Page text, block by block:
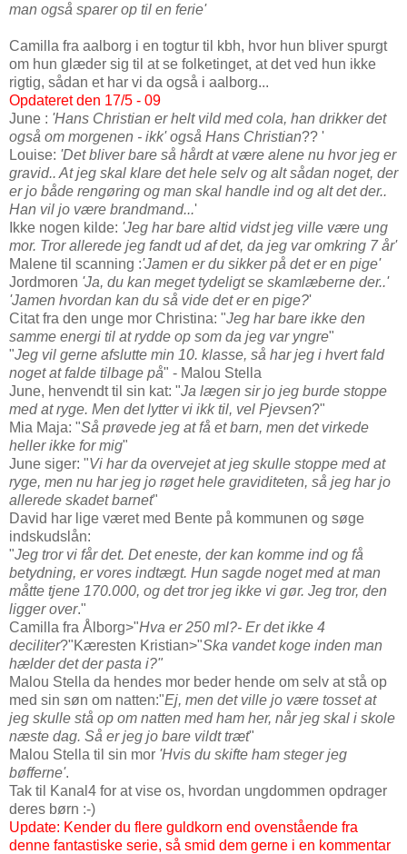
man også sparer op til en ferie'
Camilla fra aalborg i en togtur til kbh, hvor hun bliver spurgt
om hun glæder sig til at se folketinget, at det ved hun ikke
rigtig, sådan et har vi da også i aalborg...
Opdateret den 17/5 - 09
June : 'Hans Christian er helt vild med cola, han drikker det
også om morgenen - ikk' også Hans Christian?? '
Louise: 'Det bliver bare så hårdt at være alene nu hvor jeg er
gravid.. At jeg skal klare det hele selv og alt sådan noget, der
er jo både rengøring og man skal handle ind og alt det der..
Han vil jo være brandmand...'
Ikke nogen kilde: 'Jeg har bare altid vidst jeg ville være ung
mor. Tror allerede jeg fandt ud af det, da jeg var omkring 7 år'
Malene til scanning :'Jamen er du sikker på det er en pige'
Jordmoren 'Ja, du kan meget tydeligt se skamlæberne der..'
'Jamen hvordan kan du så vide det er en pige?'
Citat fra den unge mor Christina: "Jeg har bare ikke den
samme energi til at rydde op som da jeg var yngre"
"Jeg vil gerne afslutte min 10. klasse, så har jeg i hvert fald
noget at falde tilbage på" - Malou Stella
June, henvendt til sin kat: "Ja lægen sir jo jeg burde stoppe
med at ryge. Men det lytter vi ikk til, vel Pjevsen?"
Mia Maja: "Så prøvede jeg at få et barn, men det virkede
heller ikke for mig"
June siger: "Vi har da overvejet at jeg skulle stoppe med at
ryge, men nu har jeg jo røget hele graviditeten, så jeg har jo
allerede skadet barnet"
David har lige været med Bente på kommunen og søge
indskudslån:
"Jeg tror vi får det. Det eneste, der kan komme ind og få
betydning, er vores indtægt. Hun sagde noget med at man
måtte tjene 170.000, og det tror jeg ikke vi gør. Jeg tror, den
ligger over."
Camilla fra Ålborg>"Hva er 250 ml?- Er det ikke 4
deciliter?"Kæresten Kristian>"Ska vandet koge inden man
hælder det der pasta i?"
Malou Stella da hendes mor beder hende om selv at stå op
med sin søn om natten:"Ej, men det ville jo være tosset at
jeg skulle stå op om natten med ham her, når jeg skal i skole
næste dag. Så er jeg jo bare vildt træt"
Malou Stella til sin mor 'Hvis du skifte ham steger jeg
bøfferne'.
Tak til Kanal4 for at vise os, hvordan ungdommen opdrager
deres børn :-)
Update: Kender du flere guldkorn end ovenstående fra
denne fantastiske serie, så smid dem gerne i en kommentar